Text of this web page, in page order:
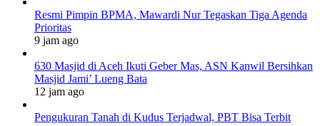
Resmi Pimpin BPMA, Mawardi Nur Tegaskan Tiga Agenda
Prioritas
9 jam ago
630 Masjid di Aceh Ikuti Geber Mas, ASN Kanwil Bersihkan
Masjid Jami’ Lueng Bata
12 jam ago
Pengukuran Tanah di Kudus Terjadwal, PBT Bisa Terbit